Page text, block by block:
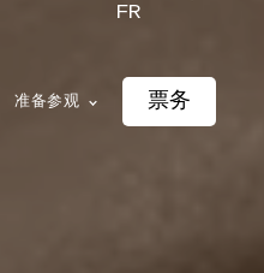
准备参观 票务
FR